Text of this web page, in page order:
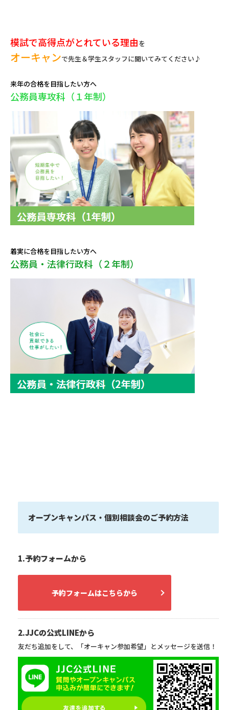
模試で高得点がとれている理由を
オーキャンで先生＆学生スタッフに聞いてみてください♪
来年の合格を目指したい方へ
公務員専攻科（１年制）
着実に合格を目指したい方へ
公務員・法律行政科（２年制）
オープンキャンパス・個別相談会のご予約方法
1.予約フォームから
予約フォームはこちらから
2.JJCの公式LINEから
友だち追加をして、「オーキャン参加希望」とメッセージを送信！